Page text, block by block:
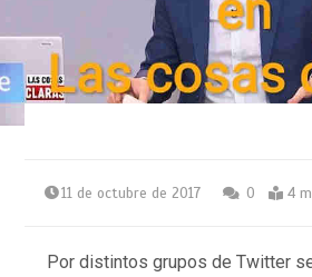
11 de octubre de 2017 0 4
Por distintos grupos de Twitter